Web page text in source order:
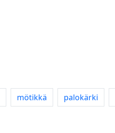
mötikkä palokärki